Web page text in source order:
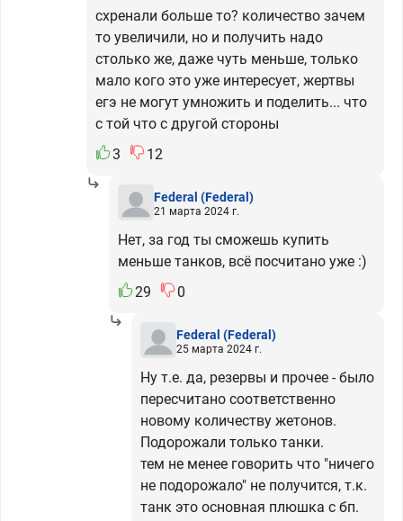
схренали больше то? количество зачем
то увеличили, но и получить надо
столько же, даже чуть меньше, только
мало кого это уже интересует, жертвы
егэ не могут умножить и поделить... что
с той что с другой стороны
3
12
Federal (Federal)
21 марта 2024 г.
Нет, за год ты сможешь купить
меньше танков, всё посчитано уже :)
29
0
Federal (Federal)
25 марта 2024 г.
Ну т.е. да, резервы и прочее - было
пересчитано соответственно
новому количеству жетонов.
Подорожали только танки.
тем не менее говорить что "ничего
не подорожало" не получится, т.к.
танк это основная плюшка с бп.